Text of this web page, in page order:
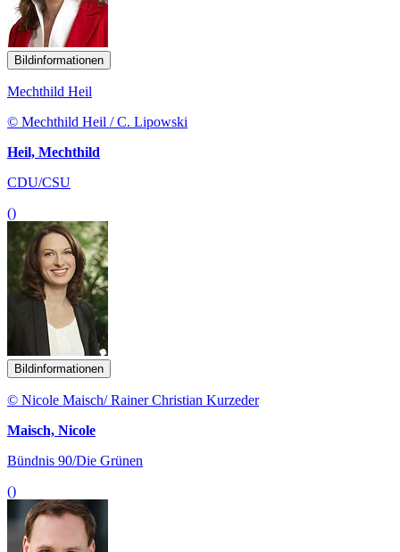
Bildinformationen
Mechthild Heil
© Mechthild Heil / C. Lipowski
Heil, Mechthild
CDU/CSU
()
Bildinformationen
© Nicole Maisch/ Rainer Christian Kurzeder
Maisch, Nicole
Bündnis 90/Die Grünen
()